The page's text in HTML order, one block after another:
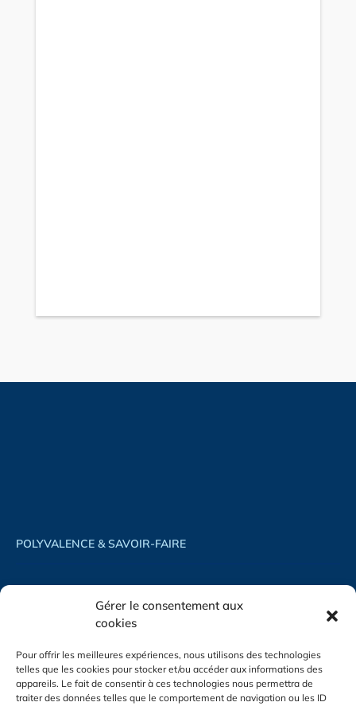
Gérer le consentement aux
cookies
Pour offrir les meilleures expériences, nous utilisons des technologies
telles que les cookies pour stocker et/ou accéder aux informations des
appareils. Le fait de consentir à ces technologies nous permettra de
traiter des données telles que le comportement de navigation ou les ID
POLYVALENCE & SAVOIR-FAIRE
PHOTOVOLTAÏQUE
ÉLECTRICITÉ INDUSTRIELLE